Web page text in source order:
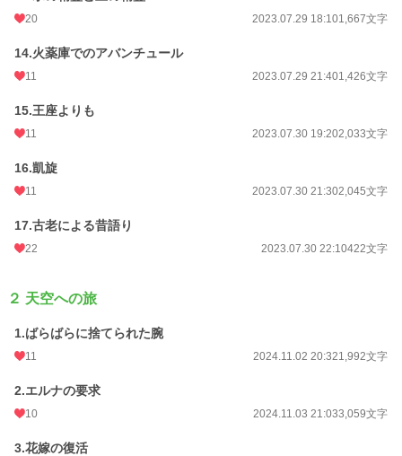
20 2023.07.29 18:101,667文字
14.火薬庫でのアバンチュール
11 2023.07.29 21:401,426文字
15.王座よりも
11 2023.07.30 19:202,033文字
16.凱旋
11 2023.07.30 21:302,045文字
17.古老による昔語り
22 2023.07.30 22:10422文字
２ 天空への旅
1.ばらばらに捨てられた腕
11 2024.11.02 20:321,992文字
2.エルナの要求
10 2024.11.03 21:033,059文字
3.花嫁の復活